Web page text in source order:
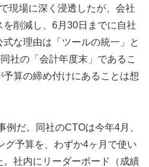
現場に深く浸透したが、会社
削減し、6月30日までに自社
な理由は「ツールの統一」と
社の「会計年度末」であるこ
算の締め付けにあることは想
例だ。同社のCTOは今年4月、
グ予算を、わずか4ヶ月で使い
社内にリーダーボード（成績